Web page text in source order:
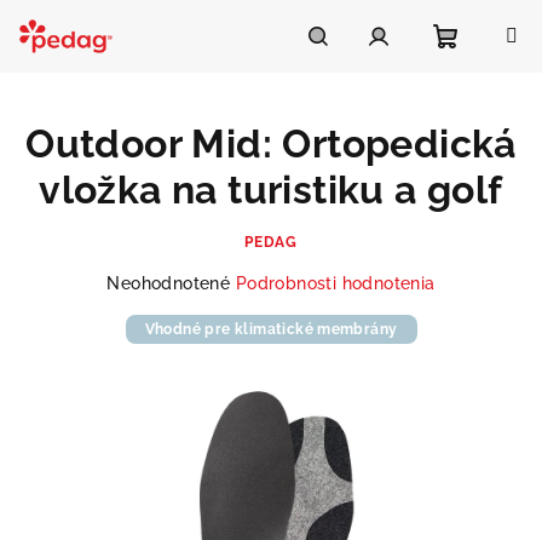
obsah
košík
Outdoor Mid: Ortopedická
vložka na turistiku a golf
PEDAG
Priemerné
produktu
Neohodnotené Podrobnosti hodnotenia
Vhodné pre klimatické membrány
Asistent Pedag